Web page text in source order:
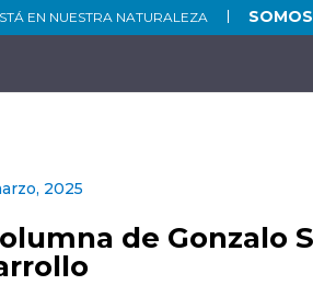
EN NUESTRA NATURALEZA
2025
de Gonzalo